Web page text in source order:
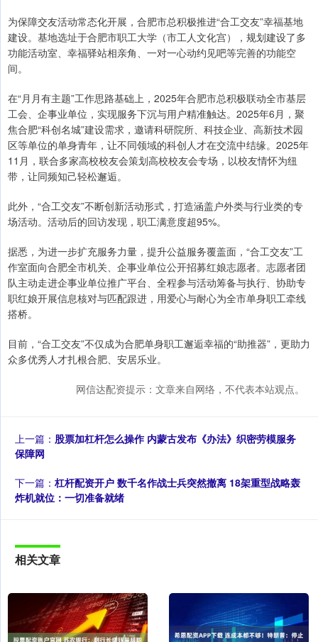
为保障交友活动常态化开展，合肥市总积极推进“合工交友”幸福基地
建设。基地选址于合肥市职工大学（市工人文化宫），规划建设了多
功能活动室、幸福驿站相亲角、一对一心动约见吧等完善的功能空
间。
在“月月有主题”工作思路基础上，2025年合肥市总积极联动全市基层
工会、企事业单位，实现服务下沉与用户精准触达。2025年6月，聚
焦合肥“科创名城”建设需求，邀请科研院所、科技企业、高新技术园
区等单位的单身青年，让不同领域的科创人才在交流中结缘。2025年
11月，联合多家高校校友会策划高校校友会专场，以校友情怀为纽
带，让同频知己轻松邂逅。
此外，“合工交友”不断创新活动形式，打造涵盖户外类与行业类的专
场活动。活动后的回访发现，职工满意度超95%。
据悉，为进一步扩充服务力量，提升公益服务覆盖面，“合工交友”工
作室面向合肥全市机关、企事业单位公开招募红娘志愿者。志愿者团
队主动走进企事业单位推广平台、全程参与活动筹备与执行、协助专
职红娘开展信息核对与匹配跟进，用爱心与耐心为全市单身职工牵线
搭桥。
目前，“合工交友”不仅成为合肥单身职工邂逅幸福的“助推器”，更助力
众多优秀人才扎根合肥、安居乐业。
网信达配资提示：文章来自网络，不代表本站观点。
上一篇： 股票加杠杆怎么操作 内蒙古发布《办法》织密劳模服务
保障网
下一篇： 杠杆配资开户 数千名作战士兵突然撤离 18架重型战略轰
炸机就位：一切准备就绪
相关文章